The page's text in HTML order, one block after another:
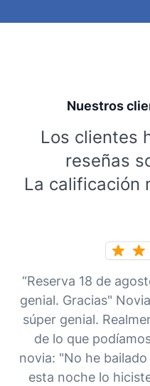
Nuestros
Los clientes
reseñas
La calificación
“Reserva 18 de
genial. Gracias"
súper genial.
de lo que
novia: "No he
esta noche lo